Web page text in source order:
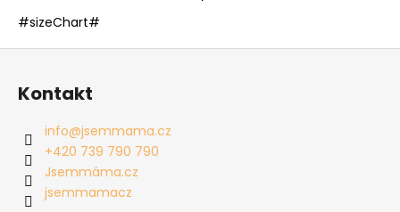
#sizeChart#
Z
Kontakt
info@jsemmama.cz
+420 739 790 790
Jsemmáma.cz
jsemmamacz